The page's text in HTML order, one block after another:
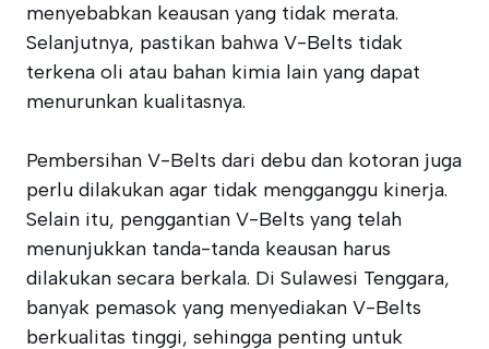
menyebabkan keausan yang tidak merata.
Selanjutnya, pastikan bahwa V-Belts tidak
terkena oli atau bahan kimia lain yang dapat
menurunkan kualitasnya.
Pembersihan V-Belts dari debu dan kotoran juga
perlu dilakukan agar tidak mengganggu kinerja.
Selain itu, penggantian V-Belts yang telah
menunjukkan tanda-tanda keausan harus
dilakukan secara berkala. Di Sulawesi Tenggara,
banyak pemasok yang menyediakan V-Belts
berkualitas tinggi, sehingga penting untuk